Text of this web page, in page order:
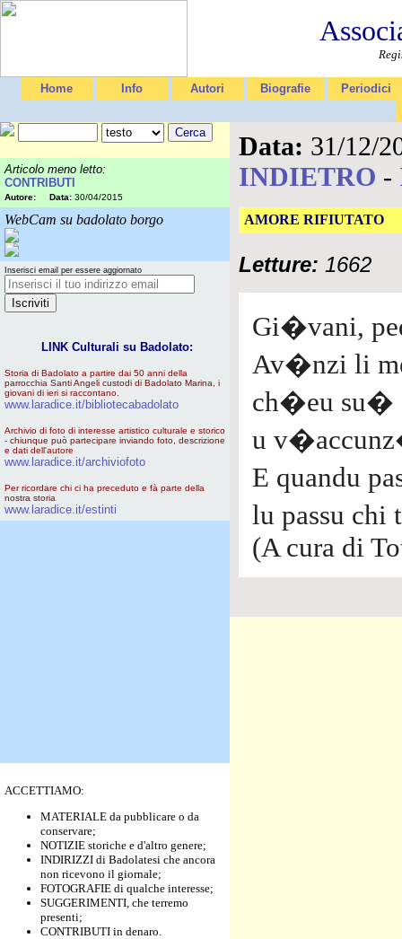
Home Info Autori Biografie Periodici
Articolo meno letto:
CONTRIBUTI
Autore: Data: 30/04/2015
WebCam su badolato borgo
Inserisci email per essere aggiornato
LINK Culturali su Badolato:
Storia di Badolato a partire dai 50 anni della
parrocchia Santi Angeli custodi di Badolato Marina, i
giovani di ieri si raccontano.
www.laradice.it/bibliotecabadolato
Archivio di foto di interesse artistico culturale e storico
- chiunque può partecipare inviando foto, descrizione
e dati dell'autore
www.laradice.it/archiviofoto
Per ricordare chi ci ha preceduto e fà parte della
nostra storia
www.laradice.it/estinti
ACCETTIAMO:
MATERIALE da pubblicare o da
conservare;
NOTIZIE storiche e d'altro genere;
INDIRIZZI di Badolatesi che ancora
non ricevono il giornale;
FOTOGRAFIE di qualche interesse;
SUGGERIMENTI, che terremo
presenti;
CONTRIBUTI in denaro.
Data: 31/12/
INDIETRO -
AMORE RIFIUTATO
Letture: 1662
Gi�vani,
Av�nzi li
ch�eu su�
u
E quandu
lu passu
(A cura di